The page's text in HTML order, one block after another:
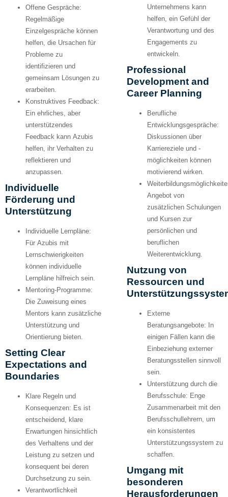
Offene Gespräche:
Regelmäßige
Einzelgespräche können
helfen, die Ursachen für
Probleme zu
identifizieren und
gemeinsam Lösungen zu
erarbeiten.
Konstruktives Feedback:
Ein ehrliches, aber
unterstützendes
Feedback kann Azubis
helfen, ihr Verhalten zu
reflektieren und
anzupassen.
Individuelle
Förderung und
Unterstützung
Individuelle Lernpläne:
Für Azubis mit
Lernschwierigkeiten
können individuelle
Lernpläne hilfreich sein.
Mentoring-Programme:
Die Zuweisung eines
Mentors kann zusätzliche
Unterstützung und
Orientierung bieten.
Setting Clear
Expectations and
Boundaries
Klare Regeln und
Konsequenzen: Es ist
entscheidend, klare
Erwartungen hinsichtlich
des Verhaltens und der
Leistung zu setzen und
konsequent bei deren
Durchsetzung zu sein.
Verantwortlichkeit
Unternehmens kann
helfen, ein Gefühl der
Verantwortung und des
Engagements zu
entwickeln.
Professional
Development and
Career Planning
Berufliche
Entwicklungsgespräche:
Diskussionen über
Karriereziele und -
möglichkeiten können
motivierend wirken.
Angebot von
zusätzlichen Schulungen
und Kursen zur
persönlichen und
beruflichen
Weiterentwicklung.
Nutzung von
Ressourcen und
Externe
Beratungsangebote: In
einigen Fällen kann die
Einbeziehung externer
Beratungsstellen sinnvoll
sein.
Unterstützung durch die
Berufsschule: Enge
Zusammenarbeit mit den
Berufsschullehrern, um
ein konsistentes
Unterstützungssystem zu
schaffen.
Umgang mit
besonderen
Herausforderungen